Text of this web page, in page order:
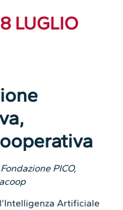
LUGLIO
PICO,
Artificiale